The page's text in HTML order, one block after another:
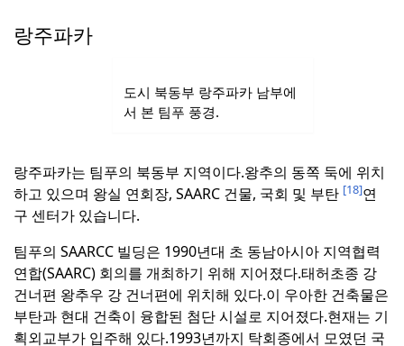
랑주파카
도시 북동부 랑주파카 남부에
서 본 팀푸 풍경.
랑주파카는 팀푸의 북동부 지역이다.왕추의 동쪽 둑에 위치
하고 있으며 왕실 연회장, SAARC 건물, 국회 및 부탄 [18]연
구 센터가 있습니다.
팀푸의 SAARCC 빌딩은 1990년대 초 동남아시아 지역협력
연합(SAARC) 회의를 개최하기 위해 지어졌다.태허초종 강
건너편 왕추우 강 건너편에 위치해 있다.이 우아한 건축물은
부탄과 현대 건축이 융합된 첨단 시설로 지어졌다.현재는 기
획외교부가 입주해 있다.1993년까지 탁회종에서 모였던 국